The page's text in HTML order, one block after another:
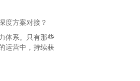
度方案对接？
体系。只有那些
运营中，持续获